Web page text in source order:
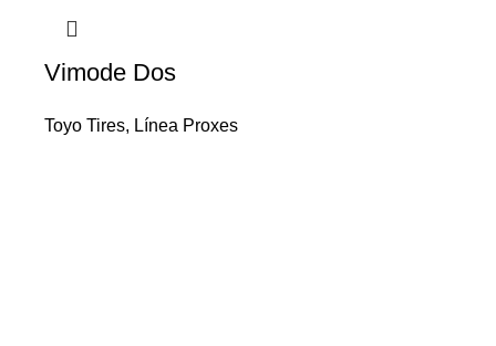
Vimode Dos
Toyo Tires, Línea Proxes